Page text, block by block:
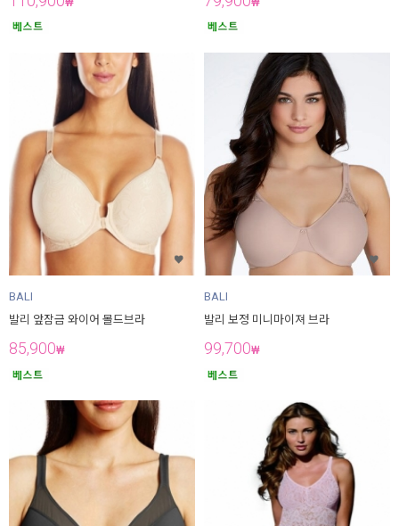
BALI
발리 앞잠금 와이어 몰드브라
85,900₩
BALI
발리 보정 미니마이져 브라
99,700₩